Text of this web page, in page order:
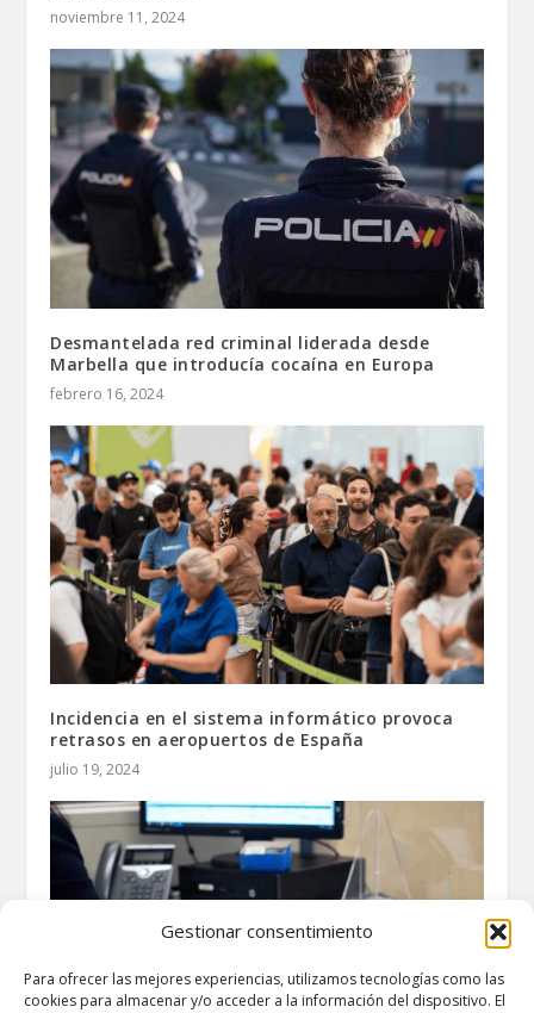
Gestionar consentimiento
Para ofrecer las mejores experiencias, utilizamos tecnologías como las
cookies para almacenar y/o acceder a la información del dispositivo. El
noviembre 11, 2024
Desmantelada red criminal liderada desde
Marbella que introducía cocaína en Europa
febrero 16, 2024
Incidencia en el sistema informático provoca
retrasos en aeropuertos de España
julio 19, 2024